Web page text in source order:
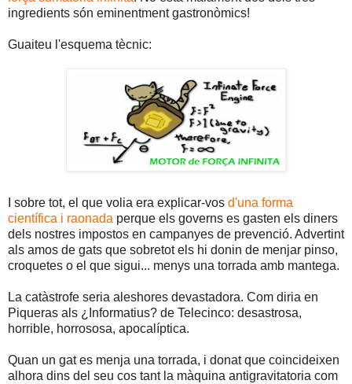
ingredients són eminentment gastronòmics!
Guaiteu l'esquema tècnic:
I sobre tot, el que volia era explicar-vos d'una forma
científica i raonada perque els governs es gasten els diners
dels nostres impostos en campanyes de prevenció. Advertint
als amos de gats que sobretot els hi donin de menjar pinso,
croquetes o el que sigui... menys una torrada amb mantega.
La catàstrofe seria aleshores devastadora. Com diria en
Piqueras als ¿Informatius? de Telecinco: desastrosa,
horrible, horrososa, apocalíptica.
Quan un gat es menja una torrada, i donat que coincideixen
alhora dins del seu cos tant la màquina antigravitatoria com